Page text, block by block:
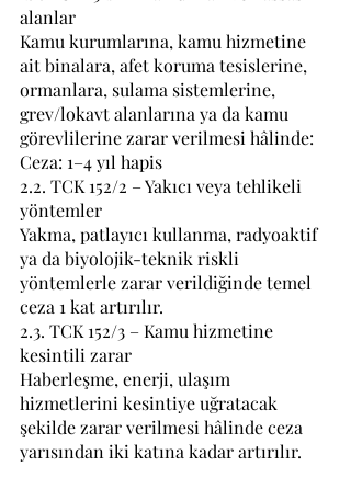
alanlar
Kamu kurumlarına, kamu hizmetine
ait binalara, afet koruma tesislerine,
ormanlara, sulama sistemlerine,
grev/lokavt alanlarına ya da kamu
görevlilerine zarar verilmesi hâlinde:
Ceza: 1–4 yıl hapis
2.2. TCK 152/2 – Yakıcı veya tehlikeli
yöntemler
Yakma, patlayıcı kullanma, radyoaktif
ya da biyolojik-teknik riskli
yöntemlerle zarar verildiğinde temel
ceza 1 kat artırılır.
2.3. TCK 152/3 – Kamu hizmetine
kesintili zarar
Haberleşme, enerji, ulaşım
hizmetlerini kesintiye uğratacak
şekilde zarar verilmesi hâlinde ceza
yarısından iki katına kadar artırılır.